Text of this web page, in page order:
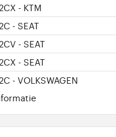
- KTM
- SEAT
- SEAT
- SEAT
- VOLKSWAGEN